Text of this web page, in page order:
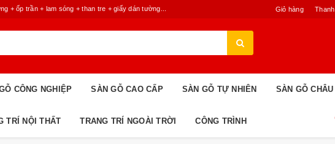
Giỏ hàng
+ ốp trần + lam sóng + than tre + giấy dán tường...
CÔNG NGHIỆP SÀN GỖ CAO CẤP SÀN GỖ TỰ NHIÊN SÀN GỖ
TRÍ NỘI THẤT TRANG TRÍ NGOÀI TRỜI CÔNG TRÌNH